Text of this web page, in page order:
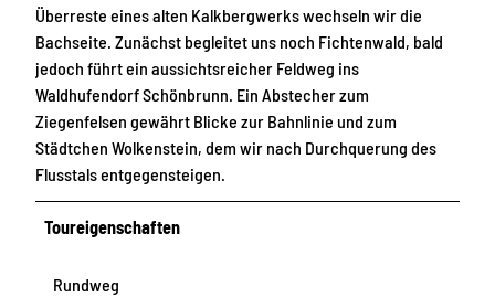
Überreste eines alten Kalkbergwerks wechseln wir die
Bachseite. Zunächst begleitet uns noch Fichtenwald, bald
jedoch führt ein aussichtsreicher Feldweg ins
Waldhufendorf Schönbrunn. Ein Abstecher zum
Ziegenfelsen gewährt Blicke zur Bahnlinie und zum
Städtchen Wolkenstein, dem wir nach Durchquerung des
Flusstals entgegensteigen.
Toureigenschaften
Rundweg